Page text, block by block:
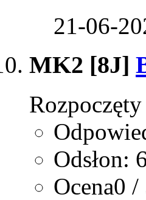
21-06-
MK2 [8J]
Odsłon:
Ocena0 /